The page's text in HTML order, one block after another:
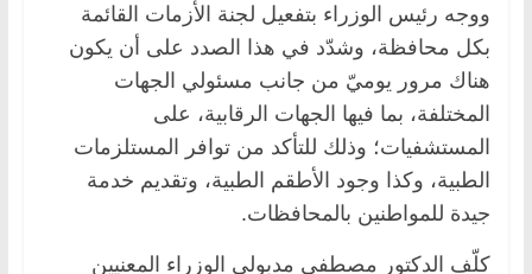
ووجه رئيس الوزراء بتفعيل لجنة الأزمات القائمة
بكل محافظة، وشدّد في هذا الصدد على أن يكون
هناك مرور يوميّ من جانب مسئولي الجهات
المختلفة، بما فيها الجهات الرقابية، على
المستشفيات؛ وذلك للتأكد من توافر المستلزمات
الطبية، وكذا وجود الأطقم الطبية، وتقديم خدمة
جيدة للمواطنين بالمحافظات.
كلّف الدكتور مصطفى مدبولي الوزراء المعنيين